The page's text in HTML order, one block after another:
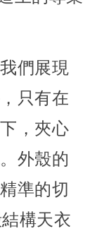
們展現
只有在
，夾心
外殼的
準的切
構天衣